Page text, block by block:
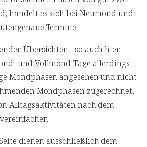
handelt es sich bei Neumond und
Termine.
Übersichten - so auch hier -
und Vollmond-Tage allerdings
Mondphasen angesehen und nicht
Mondphasen zugerechnet,
Alltagsaktivitäten nach dem
dienen ausschließlich dem